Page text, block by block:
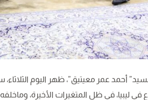
أحمد عمر معيتيق”، ظهر اليوم الثلاثاء،
ليبيا، في ظل المتغيرات الأخيرة،